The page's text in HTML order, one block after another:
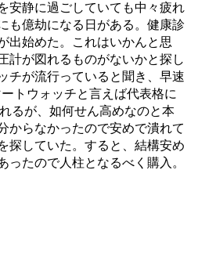
安静に過ごしていても中々疲れ
も億劫になる日がある。健康診
出始めた。これはいかんと思
計が図れるものがないかと探し
チが流行っていると聞き、早速
トウォッチと言えば代表格に
るが、如何せん高めなのと本
からなかったので安めで潰れて
探していた。すると、結構安め
ったので人柱となるべく購入。